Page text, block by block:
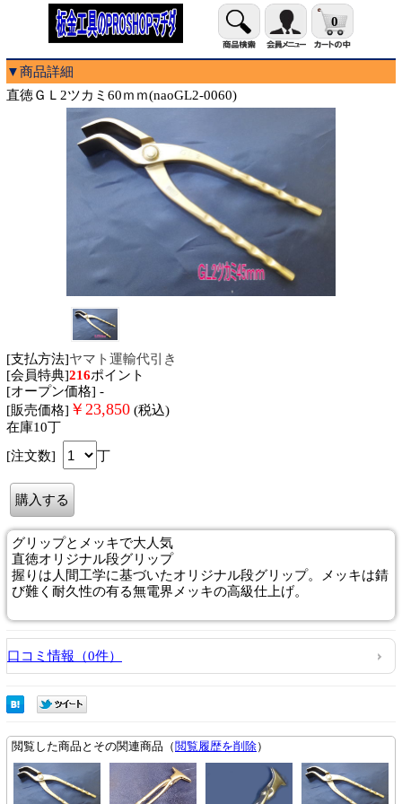
0
▼商品詳細
直徳ＧＬ2ツカミ60ｍｍ(naoGL2-0060)
[支払方法]ヤマト運輸代引き
[会員特典]216ポイント
[オープン価格] -
[販売価格] ￥ 23,850 (税込)
在庫10丁
[注文数]
丁
グリップとメッキで大人気
直徳オリジナル段グリップ
握りは人間工学に基づいたオリジナル段グリップ。メッキは錆
び難く耐久性の有る無電界メッキの高級仕上げ。
口コミ情報（0件）